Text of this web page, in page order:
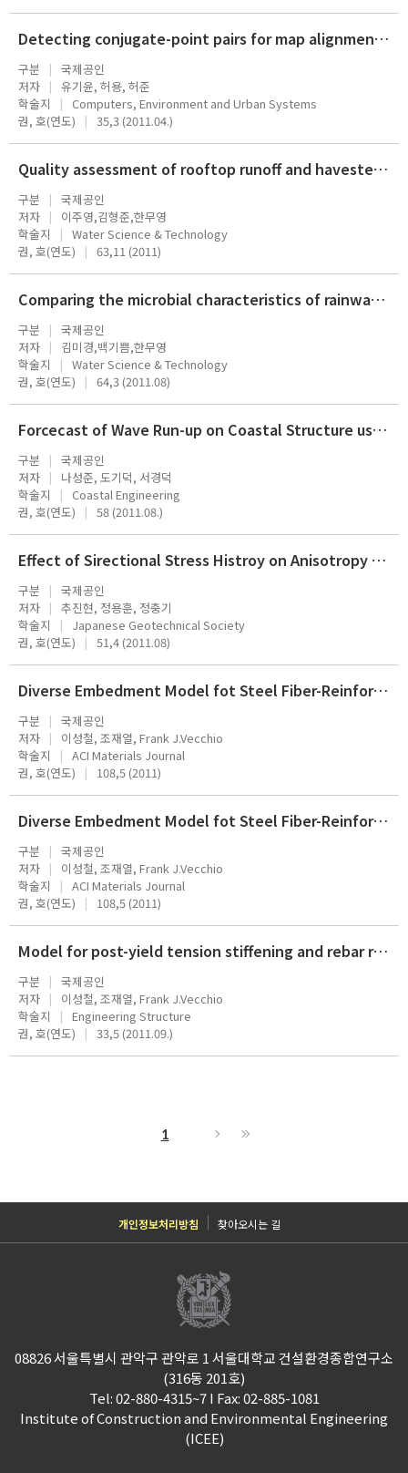
Detecting conjugate-point pairs for map alignment between two polygon datasets
구분
국제공인
저자
유기윤, 허용, 허준
학술지
Computers, Environment and Urban Systems
권, 호(연도)
35,3 (2011.04.)
Quality assessment of rooftop runoff and havested rainwater from a building catchment
구분
국제공인
저자
이주영,김형준,한무영
학술지
Water Science & Technology
권, 호(연도)
63,11 (2011)
Comparing the microbial characteristics of rainwater in two operating rainwater tanks with different surface-to-volume ratios
구분
국제공인
저자
김미경,백기쁨,한무영
학술지
Water Science & Technology
권, 호(연도)
64,3 (2011.08)
Forcecast of Wave Run-up on Coastal Structure using Offshore Wave Forecast Data
구분
국제공인
저자
나성준, 도기덕, 서경덕
학술지
Coastal Engineering
권, 호(연도)
58 (2011.08.)
Effect of Sirectional Stress Histroy on Anisotropy of Initial Stiffness of Cohesive Soils Measured by Bender Element Tests
구분
국제공인
저자
추진현, 정용훈, 정충기
학술지
Japanese Geotechnical Society
권, 호(연도)
51,4 (2011.08)
Diverse Embedment Model fot Steel Fiber-Reinforced Concrete inTension: Model Development
구분
국제공인
저자
이성철, 조재열, Frank J.Vecchio
학술지
ACI Materials Journal
권, 호(연도)
108,5 (2011)
Diverse Embedment Model fot Steel Fiber-Reinforced Concrete inTension: Model Verification
구분
국제공인
저자
이성철, 조재열, Frank J.Vecchio
학술지
ACI Materials Journal
권, 호(연도)
108,5 (2011)
Model for post-yield tension stiffening and rebar rupyure in concrete members
구분
국제공인
저자
이성철, 조재열, Frank J.Vecchio
학술지
Engineering Structure
권, 호(연도)
33,5 (2011.09.)
1
개인정보처리방침 찾아오시는 길
08826 서울특별시 관악구 관악로 1 서울대학교 건설환경종합연구소
(316동 201호)
Tel: 02-880-4315~7 I Fax: 02-885-1081
Institute of Construction and Environmental Engineering
(ICEE)